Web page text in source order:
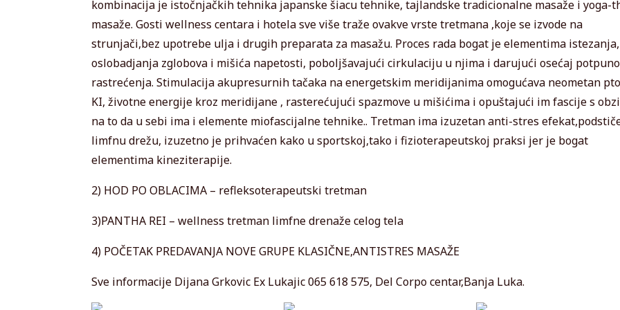
kombinacija je istočnjačkih tehnika japanske šiacu tehnike, tajlandske tradicionalne masaže i yoga-
masaže. Gosti wellness centara i hotela sve više traže ovakve vrste tretmana ,koje se izvode na
strunjači,bez upotrebe ulja i drugih preparata za masažu. Proces rada bogat je elementima
oslobadjanja zglobova i mišića napetosti, poboljšavajući cirkulaciju u njima i darujući osećaj
rastrećenja. Stimulacija akupresurnih tačaka na energetskim meridijanima omogućava neometan
KI, životne energije kroz meridijane , rasterećujući spazmove u mišićima i opuštajući im fascije s
na to da u sebi ima i elemente miofascijalne tehnike.. Tretman ima izuzetan anti-stres
limfnu drežu, izuzetno je prihvaćen kako u sportskoj,tako i fizioterapeutskoj praksi jer je bogat
elementima kineziterapije.
2) HOD PO OBLACIMA – refleksoterapeutski tretman
3)PANTHA REI – wellness tretman limfne drenaže celog tela
4) POČETAK PREDAVANJA NOVE GRUPE KLASIČNE,ANTISTRES MASAŽE
Sve informacije Dijana Grkovic Ex Lukajic 065 618 575, Del Corpo centar,Banja Luka.